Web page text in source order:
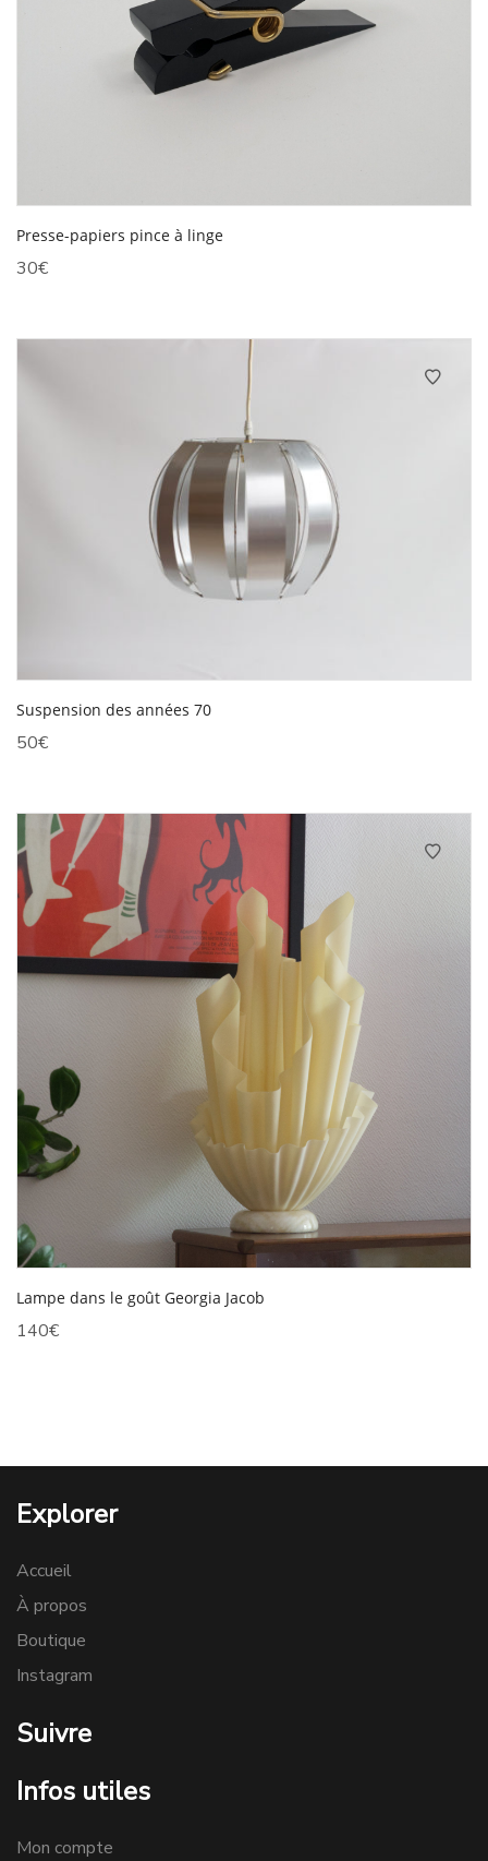
Presse-papiers pince à linge
30€
Suspension des années 70
50€
Lampe dans le goût Georgia Jacob
140€
Explorer
Accueil
À propos
Boutique
Instagram
Suivre
Infos utiles
Mon compte